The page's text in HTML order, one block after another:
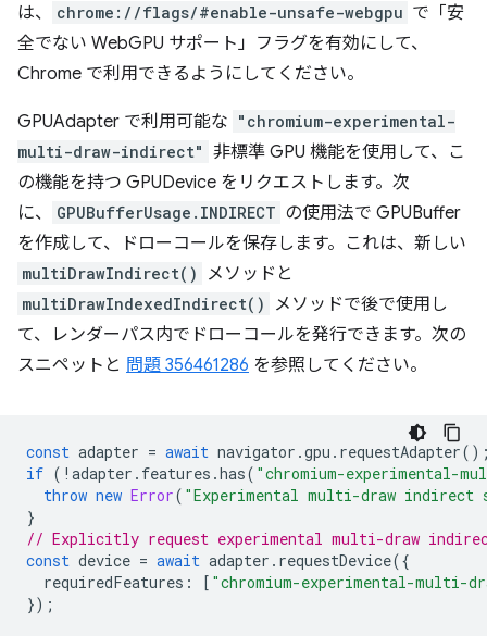
は、
chrome://flags/#enable-unsafe-webgpu で「安
全でない WebGPU サポート」フラグを有効にして、
Chrome で利用できるようにしてください。
GPUAdapter で利用可能な "chromium-experimental-
multi-draw-indirect" 非標準 GPU 機能を使用して、こ
の機能を持つ GPUDevice をリクエストします。次
に、
GPUBufferUsage.INDIRECT の使用法で GPUBuffer
を作成して、ドローコールを保存します。これは、新しい
multiDrawIndirect() メソッドと
multiDrawIndexedIndirect()
メソッドで後で使用し
て、レンダーパス内でドローコールを発行できます。次の
スニペットと 問題 356461286 を参照してください。
const adapter = await navigator .gpu . requestAdapter
if ( ! adapter . features .has( "chromium-experimental-
throw new Error( "Experimental multi-draw
}
// Explicitly request experimental multi-draw
const device = await adapter . requestDevice({
requiredFeatures : [ "chromium-experimental-multi-
});